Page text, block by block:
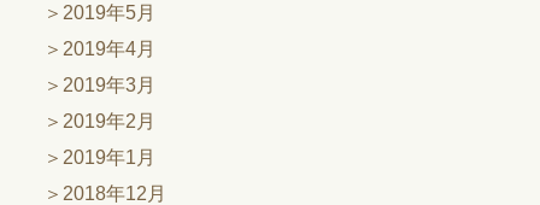
2019年5月
2019年4月
2019年3月
2019年2月
2019年1月
2018年12月